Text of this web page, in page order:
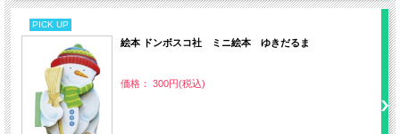
PICK UP
絵本 ドンボスコ社 ミニ絵本 ゆきだるま
価格： 300円(税込)